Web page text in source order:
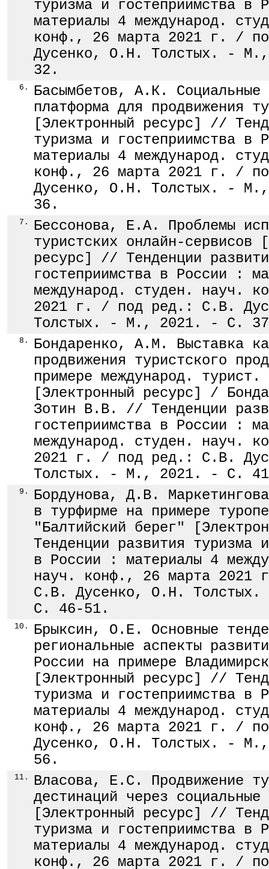
туризма и гостеприимства в
материалы 4 международ.
конф., 26 марта 2021 г. /
Дусенко, О.Н. Толстых. -
32.
6.
Басымбетов, А.К. Социальные
платформа для продвижения
[Электронный ресурс] //
туризма и гостеприимства в
материалы 4 международ.
конф., 26 марта 2021 г. /
Дусенко, О.Н. Толстых. -
36.
7.
Бессонова, Е.А. Проблемы
туристских онлайн-сервисов
ресурс] // Тенденции
гостеприимства в России :
международ. студен. науч.
2021 г. / под ред.: С.В.
Толстых. - М., 2021. - С.
8.
Бондаренко, А.М. Выставка
продвижения туристского
примере международ.
[Электронный ресурс] /
Зотин В.В. // Тенденции
гостеприимства в России :
международ. студен. науч.
2021 г. / под ред.: С.В.
Толстых. - М., 2021. - С.
9.
Бордунова, Д.В.
в турфирме на примере
"Балтийский берег"
Тенденции развития туризма
в России : материалы 4
науч. конф., 26 марта
С.В. Дусенко, О.Н.
С. 46-51.
10.
Брыксин, О.Е. Основные
региональные аспекты
России на примере
[Электронный ресурс] //
туризма и гостеприимства в
материалы 4 международ.
конф., 26 марта 2021 г. /
Дусенко, О.Н. Толстых. -
56.
11.
Власова, Е.С. Продвижение
дестинаций через социальные
[Электронный ресурс] //
туризма и гостеприимства в
материалы 4 международ.
конф., 26 марта 2021 г. /